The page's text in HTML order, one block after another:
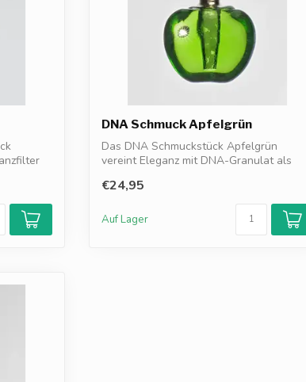
DNA Schmuck Apfelgrün
Das DNA Schmuckstück Apfelgrün
vereint Eleganz mit DNA-Granulat als
€24,95
Auf Lager